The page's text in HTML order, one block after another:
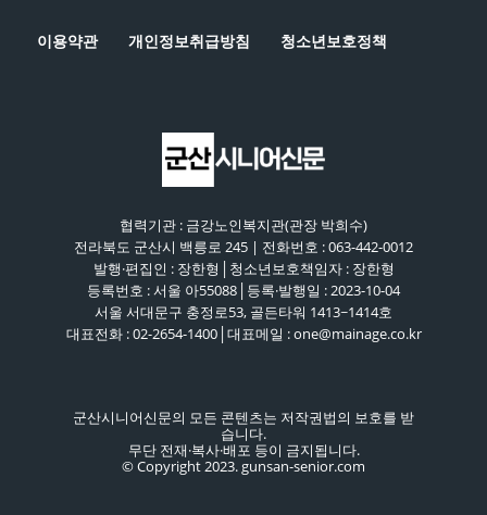
이용약관 개인정보취급방침 청소년보호정책
협력기관 : 금강노인복지관(관장 박희수)
전라북도 군산시 백릉로 245 | 전화번호 : 063-442-0012
발행·편집인 : 장한형│청소년보호책임자 : 장한형
등록번호 : 서울 아55088│등록·발행일 : 2023-10-04
서울 서대문구 충정로53, 골든타워 1413~1414호
대표전화 : 02-2654-1400│대표메일 : one@mainage.co.kr
군산시니어신문의 모든 콘텐츠는 저작권법의 보호를 받
습니다.
무단 전재·복사·배포 등이 금지됩니다.
© Copyright 2023. gunsan-senior.com